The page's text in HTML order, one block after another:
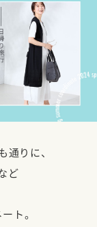
りに、
ど
ト。